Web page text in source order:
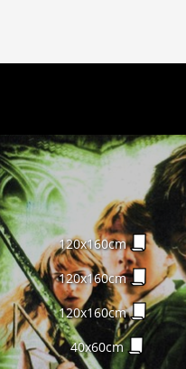
120x160cm
120x160cm
120x160cm
40x60cm